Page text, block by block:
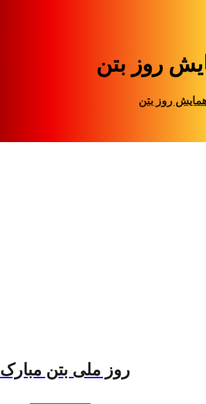
روز بتن
روز بتن
روز ملی بتن مبارک